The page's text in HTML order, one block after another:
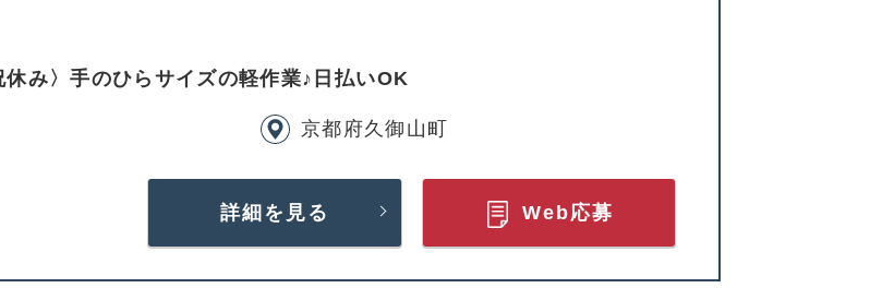
休み〉手のひらサイズの軽作業♪日払いOK
京都府久御山町
詳細を見る Web応募